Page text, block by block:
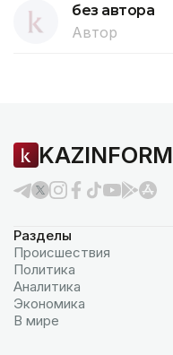
без автора
Автор
KAZINFORM
Разделы
Происшествия
Политика
Аналитика
Экономика
В мире